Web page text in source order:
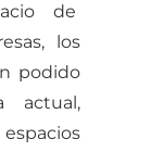
de
los
podido
actual,